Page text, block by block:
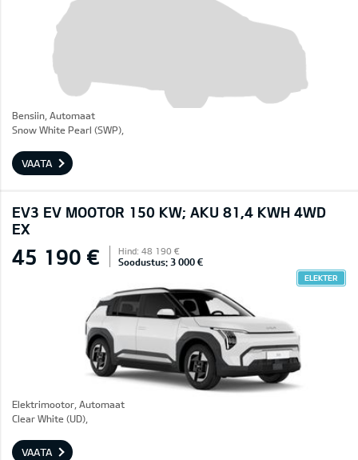
Bensiin, Automaat
Snow White Pearl (SWP),
VAATA
EV3 EV MOOTOR 150 KW; AKU 81,4 KWH 4WD
EX
45 190 € Hind: 48 190 €
Soodustus: 3 000 €
ELEKTER
Elektrimootor, Automaat
Clear White (UD),
VAATA